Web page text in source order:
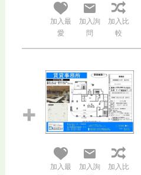
加入最
愛
加入詢
問
加入比
較
加入最
加入詢
加入比